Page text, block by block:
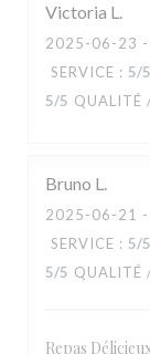
Victoria L
2025-06-23
SERVICE : 5/5
5/5 QUALITÉ
Bruno L
2025-06-21
SERVICE : 5/5
5/5 QUALITÉ
Repas